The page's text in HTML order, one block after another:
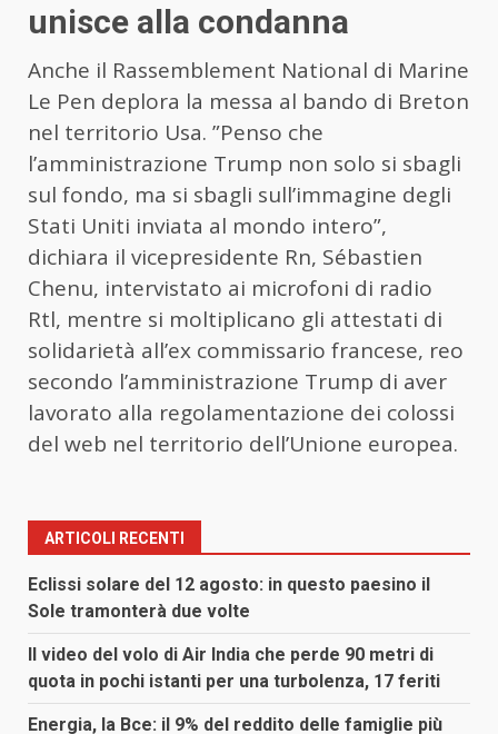
unisce alla condanna
Anche il Rassemblement National di Marine
Le Pen deplora la messa al bando di Breton
nel territorio Usa. ”Penso che
l’amministrazione Trump non solo si sbagli
sul fondo, ma si sbagli sull’immagine degli
Stati Uniti inviata al mondo intero”,
dichiara il vicepresidente Rn, Sébastien
Chenu, intervistato ai microfoni di radio
Rtl, mentre si moltiplicano gli attestati di
solidarietà all’ex commissario francese, reo
secondo l’amministrazione Trump di aver
lavorato alla regolamentazione dei colossi
del web nel territorio dell’Unione europea.
ARTICOLI RECENTI
Eclissi solare del 12 agosto: in questo paesino il
Sole tramonterà due volte
Il video del volo di Air India che perde 90 metri di
quota in pochi istanti per una turbolenza, 17 feriti
Energia, la Bce: il 9% del reddito delle famiglie più